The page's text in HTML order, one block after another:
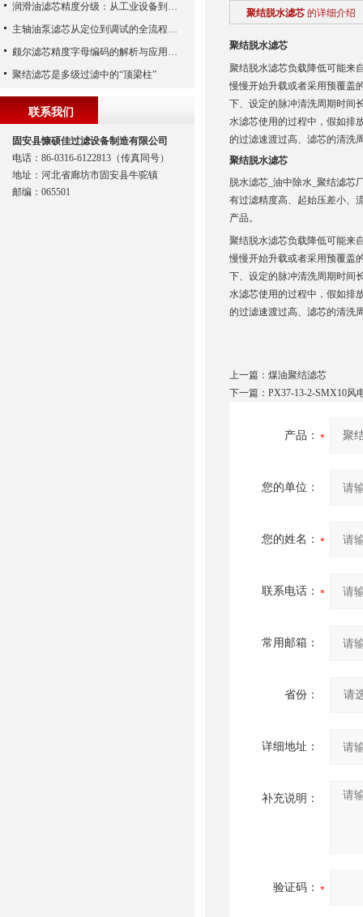
聚结脱水滤芯 的详细介绍
聚结脱水滤芯
聚结脱水滤芯负载降低可能来
慢慢开始升载或者采用预覆盖
下、设定的脉冲清洗周期时间
水滤芯使用的过程中，假如排
的过滤速渡过高、滤芯的清洗
聚结脱水滤芯
脱水滤芯_油中除水_聚结滤
有过滤精度高、起始压差小、
产品。
聚结脱水滤芯负载降低可能来
慢慢开始升载或者采用预覆盖
下、设定的脉冲清洗周期时间
水滤芯使用的过程中，假如排
的过滤速渡过高、滤芯的清洗
上一篇： 煤油聚结滤芯
下一篇： PX37-13-2-SMX10风
产品：
您的单位：
您的姓名：
联系电话：
常用邮箱：
省份：
详细地址：
补充说明：
验证码：
润滑油滤芯精度分级：从工业设备到精密系统的过滤密码
主轴油泵滤芯从定位到调试的全流程解析
颇尔滤芯精度字母编码的解析与应用指南
聚结滤芯是多级过滤中的“顶梁柱”
联系我们
固安县慷硕佳过滤设备制造有限公司
电话：86-0316-6122813（传真同号）
地址：河北省廊坊市固安县牛驼镇
邮编：065501